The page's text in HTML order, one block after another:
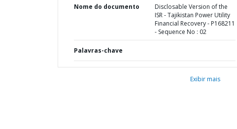
Nome do documento
Disclosable Version of the
ISR - Tajikistan Power Utility
Financial Recovery - P168211
- Sequence No : 02
Palavras-chave
Exibir mais